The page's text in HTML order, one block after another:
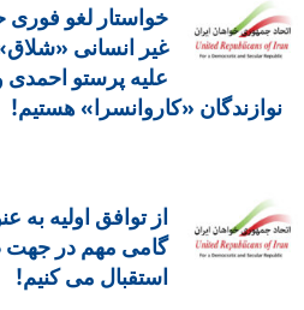
خواستار لغو
غیر انسانی
علیه پرستو احمدی
نوازندگان «کاروانسرا» هستیم!
از توافق اولیه به
گامی مهم در
استقبال می کنیم!